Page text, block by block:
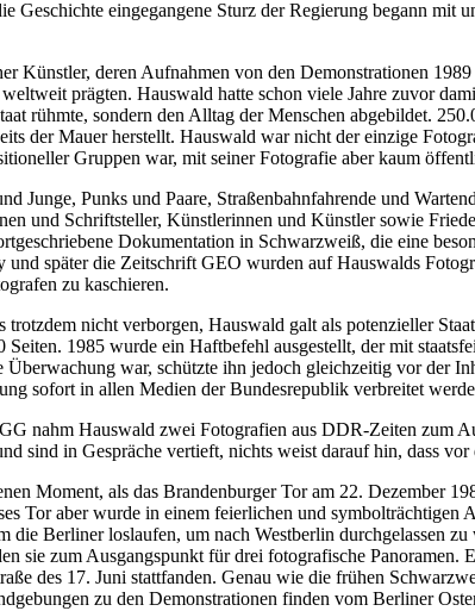
Geschichte eingegangene Sturz der Regierung begann
Künstler, deren Aufnahmen von den Demonstrationen
prägten. Hauswald hatte schon viele Jahre zuvor
rühmte, sondern den Alltag der Menschen abgebildet.
der Mauer herstellt. Hauswald war nicht der einzige
Gruppen war, mit seiner Fotografie aber kaum
Junge, Punks und Paare, Straßenbahnfahrende und
und Schriftsteller, Künstlerinnen und Künstler sowie
Dokumentation in Schwarzweiß, die eine
später die Zeitschrift GEO wurden auf Hauswalds
zu kaschieren.
trotzdem nicht verborgen, Hauswald galt als potenzieller
Seiten. 1985 wurde ein Haftbefehl ausgestellt, der mit
war, schützte ihn jedoch gleichzeitig vor der
sofort in allen Medien der Bundesrepublik verbreitet
nahm Hauswald zwei Fotografien aus DDR-Zeiten zum
sind in Gespräche vertieft, nichts weist darauf hin, dass
Moment, als das Brandenburger Tor am 22. Dezember
Tor aber wurde in einem feierlichen und
die Berliner loslaufen, um nach Westberlin durchgelassen
sie zum Ausgangspunkt für drei fotografische
des 17. Juni stattfanden. Genau wie die frühen
zu den Demonstrationen finden vom Berliner